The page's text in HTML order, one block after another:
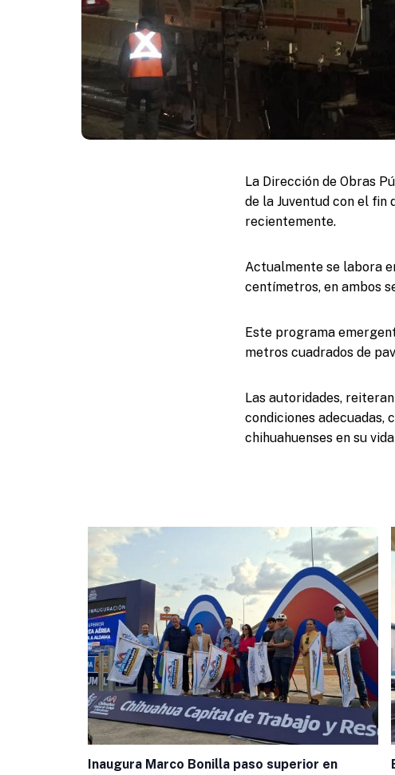
La Dirección de Obras
de la Juventud con el
recientemente.
Actualmente se labora
centímetros, en ambos
Este programa
metros cuadrados de
Las autoridades,
condiciones
chihuahuenses en su
Inaugura Marco Bonilla paso superior en